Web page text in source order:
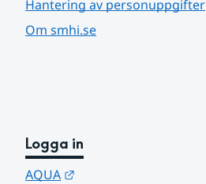
Hantering av personuppgifter
Om smhi.se
Logga in
AQUA